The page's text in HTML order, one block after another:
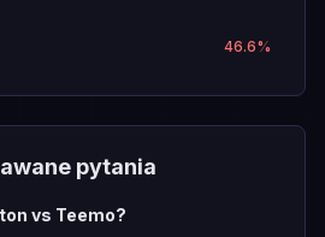
46.6%
pytania
vs Teemo?